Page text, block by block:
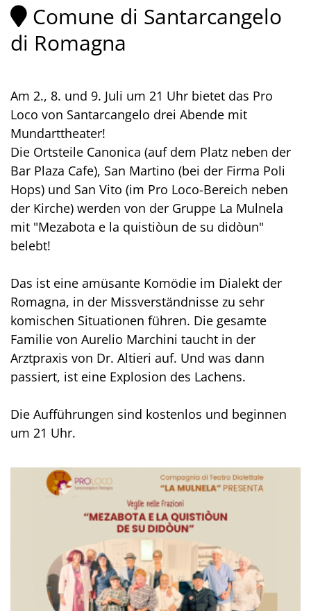
Comune di Santarcangelo
di Romagna
Am 2., 8. und 9. Juli um 21 Uhr bietet das Pro
Loco von Santarcangelo drei Abende mit
Mundarttheater!
Die Ortsteile Canonica (auf dem Platz neben der
Bar Plaza Cafe), San Martino (bei der Firma Poli
Hops) und San Vito (im Pro Loco-Bereich neben
der Kirche) werden von der Gruppe La Mulnela
mit "Mezabota e la quistiòun de su didòun"
belebt!
Das ist eine amüsante Komödie im Dialekt der
Romagna, in der Missverständnisse zu sehr
komischen Situationen führen. Die gesamte
Familie von Aurelio Marchini taucht in der
Arztpraxis von Dr. Altieri auf. Und was dann
passiert, ist eine Explosion des Lachens.
Die Aufführungen sind kostenlos und beginnen
um 21 Uhr.